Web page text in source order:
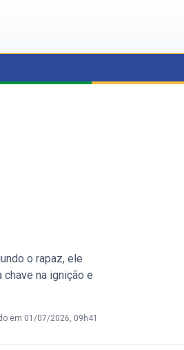
o rapaz, ele
na ignição e
em 01/07/2026, 09h41